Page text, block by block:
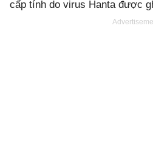
cấp tính do virus Hanta được